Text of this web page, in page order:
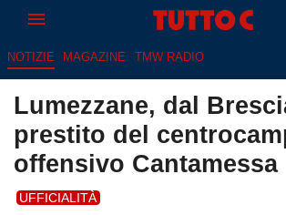
NOTIZIE MAGAZINE TMW RADIO
Lumezzane, dal
prestito del
offensivo Cantamessa
UFFICIALITÀ